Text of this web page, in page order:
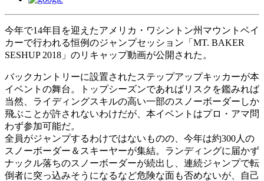
今年で14年目を迎えたアメリカ・ワシントン州マウントベイ
カーで行われる恒例のジャンプセッション「MT. BAKER
SESHUP 2018」のリキャップ動画が公開された。
バックカントリーに設置されたステップアップキッカーが本
イベントの舞台。トップシーズンであればリスクを鑑みれば
当然、ライディングスキルの高い一部のスノーボーダーしか
飛ぶことが許されないわけだが、本イベントはプロ・アマ問
わず参加可能だ。
全員がジャンプするわけではないものの、今年は約300人の
スノーボーダー＆スキーヤーが集結。ランディングに届かず
ナックル落ちのスノーボーダーが続出し、連続ジャンプで転
倒者に突っ込みそうになるなど危険な面も否めないが、自己